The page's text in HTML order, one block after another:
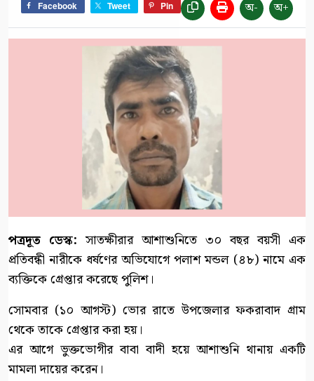
Facebook Tweet Pin অ- অ+
পত্রদূত ডেস্ক: সাতক্ষীরার আশাশুনিতে ৩০ বছর বয়সী এক
প্রতিবন্ধী নারীকে ধর্ষণের অভিযোগে পলাশ মন্ডল (৪৮) নামে এক
ব্যক্তিকে গ্রেপ্তার করেছে পুলিশ।
সোমবার (১০ আগস্ট) ভোর রাতে উপজেলার ফকরাবাদ গ্রাম
থেকে তাকে গ্রেপ্তার করা হয়।
এর আগে ভুক্তভোগীর বাবা বাদী হয়ে আশাশুনি থানায় একটি
মামলা দায়ের করেন।